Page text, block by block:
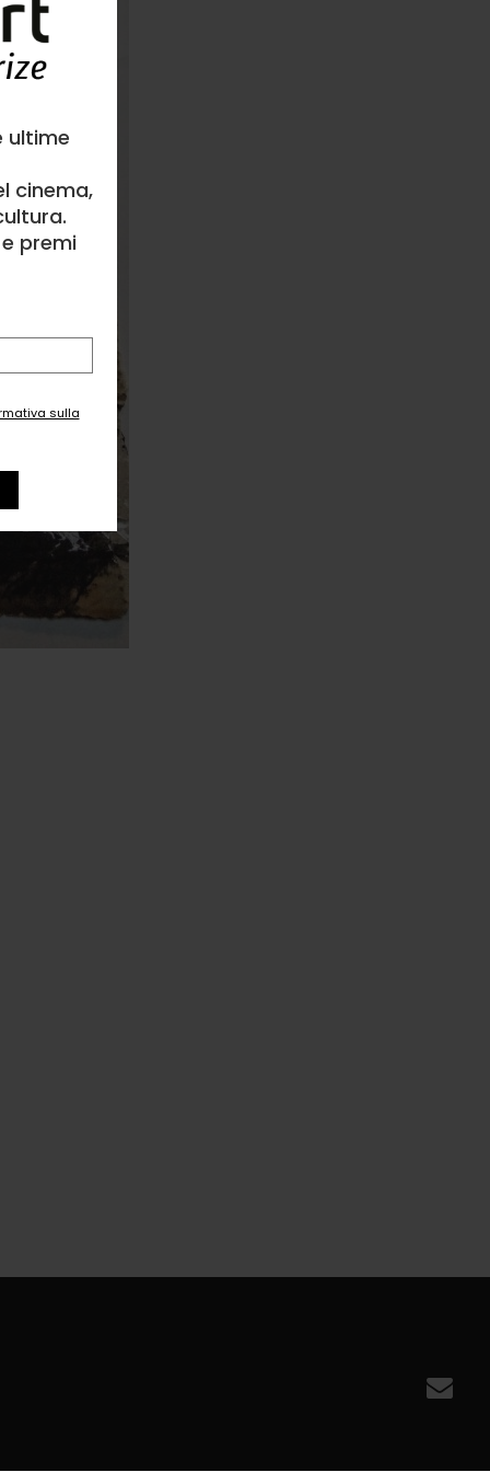
ultime
cinema,
premi
sulla